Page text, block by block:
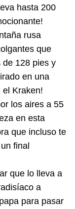
hasta 200
rusa
que
de 128 pies y
en una
el Kraken!
los aires a 55
en esta
que incluso te
final
que lo lleva a
a
para pasar